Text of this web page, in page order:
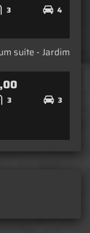
3 4
suíte - Jardim
3 3